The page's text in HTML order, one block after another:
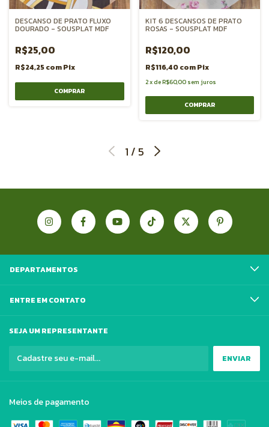
DESCANSO DE PRATO FLUXO
DOURADO - SOUSPLAT MDF
R$25,00
R$24,25comPix
KIT 6 DESCANSOS DE PRATO
ROSAS - SOUSPLAT MDF
R$120,00
R$116,40comPix
2xdeR$60,00 sem juros
1 / 5
DEPARTAMENTOS
ENTRE EM CONTATO
SEJA UM REPRESENTANTE
Meios de pagamento